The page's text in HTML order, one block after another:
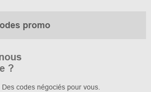
promo
?
codes négociés pour vous.